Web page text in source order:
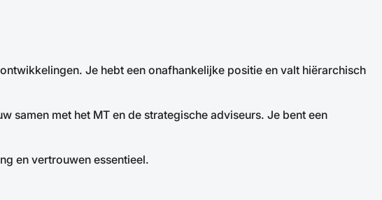
Je hebt een onafhankelijke positie en valt hiërarchisch
samen met het MT en de strategische adviseurs. Je bent een
en vertrouwen essentieel.